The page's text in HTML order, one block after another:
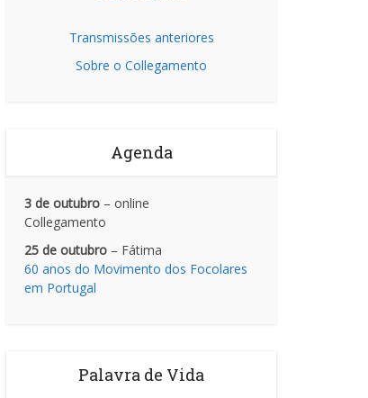
Transmissões anteriores
Sobre o Collegamento
Agenda
3 de outubro – online
Collegamento
25 de outubro – Fátima
60 anos do Movimento dos Focolares
em Portugal
Palavra de Vida